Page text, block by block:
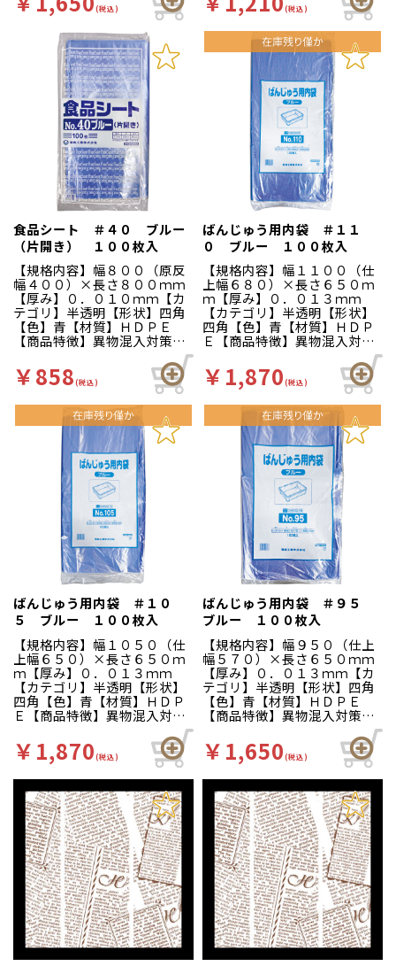
ただけます。軟包装衛生協議
会認定工場にて製造されてい
ます。
(税込) だけます。軟包装衛生協議会
認定工場にて製造されていま
す。
(税込)
食品シート ＃４０ ブルー
（片開き） １００枚入
【規格内容】幅８００（原反
幅４００）×長さ８００ｍｍ
【厚み】０．０１０ｍｍ【カ
テゴリ】半透明【形状】四角
【色】青【材質】ＨＤＰＥ
【商品特徴】異物混入対策に
適した青色の食品用シートで
す。幅広い用途にご使用いた
だけます。軟包装衛生協議会
認定工場にて製造されていま
￥858(税込)
ばんじゅう用内袋 ＃１１
０ ブルー １００枚入
【規格内容】幅１１００（仕
上幅６８０）×長さ６５０ｍ
ｍ【厚み】０．０１３ｍｍ
【カテゴリ】半透明【形状】
四角【色】青【材質】ＨＤＰ
Ｅ【商品特徴】異物混入対策
に適した青色の番重用のガゼ
ット袋です。軟包装衛生協議
会認定工場にて製造されてい
￥1,870(税込)
ばんじゅう用内袋 ＃１０
５ ブルー １００枚入
【規格内容】幅１０５０（仕
上幅６５０）×長さ６５０ｍ
ｍ【厚み】０．０１３ｍｍ
【カテゴリ】半透明【形状】
四角【色】青【材質】ＨＤＰ
Ｅ【商品特徴】異物混入対策
に適した青色の番重用のガゼ
ット袋です。軟包装衛生協議
会認定工場にて製造されてい
￥1,870(税込)
ばんじゅう用内袋 ＃９５
ブルー １００枚入
【規格内容】幅９５０（仕上
幅５７０）×長さ６５０ｍｍ
【厚み】０．０１３ｍｍ【カ
テゴリ】半透明【形状】四角
【色】青【材質】ＨＤＰＥ
【商品特徴】異物混入対策に
適した青色の番重用のガゼッ
ト袋です。軟包装衛生協議会
認定工場にて製造されていま
￥1,650(税込)